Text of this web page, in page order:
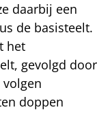
daarbij een
de basisteelt.
het
gevolgd door
doppen